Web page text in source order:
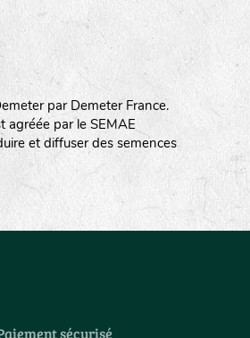
par Demeter France.
agréée par le SEMAE
et diffuser des semences
sécurisé